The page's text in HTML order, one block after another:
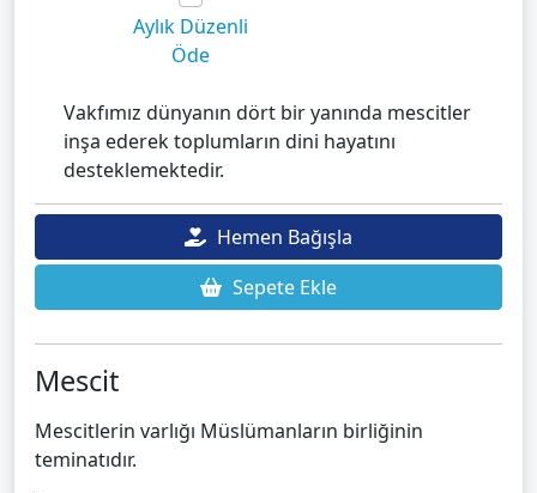
Aylık Düzenli
Öde
Vakfımız dünyanın dört bir yanında mescitler
inşa ederek toplumların dini hayatını
desteklemektedir.
Hemen Bağışla
Sepete Ekle
Mescit
Mescitlerin varlığı Müslümanların birliğinin
teminatıdır.